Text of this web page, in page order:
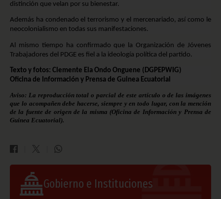
distinción que velan por su bienestar.
Además ha condenado el terrorismo y el mercenariado, así como le
neocolonialismo en todas sus manifestaciones.
Al mismo tiempo ha confirmado que la Organización de Jóvenes
Trabajadores del PDGE es fiel a la ideología política del partido.
Texto y fotos: Clemente Ela Ondo Onguene (DGPEPWIG)
Oficina de Información y Prensa de Guinea Ecuatorial
Aviso: La reproducción total o parcial de este artículo o de las imágenes
que lo acompañen debe hacerse, siempre y en todo lugar, con la mención
de la fuente de origen de la misma (Oficina de Información y Prensa de
Guinea Ecuatorial).
Gobierno e Instituciones